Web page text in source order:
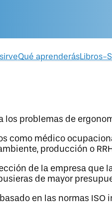
Qué aprenderásLibros-
los problemas de
como médico
producción o
de la empresa
de mayor
en las normas